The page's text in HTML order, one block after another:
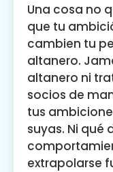
Una cosa no
que tu
cambien tu
altanero.
altanero ni
socios de
tus
suyas. Ni qué
extrapolarse